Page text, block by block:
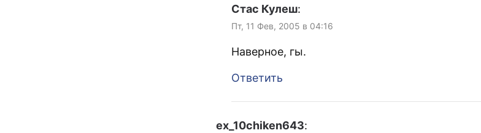
Стас Кулеш:
Пт, 11 Фев, 2005 в 04:16
Наверное, гы.
Ответить
ex_10chiken643: